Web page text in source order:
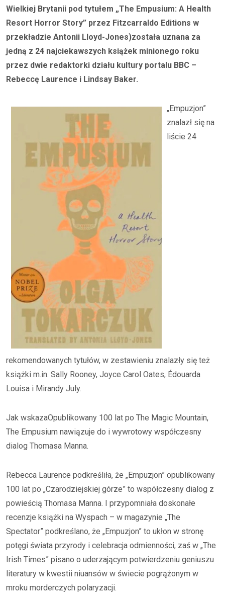
Wielkiej Brytanii pod tytułem „The Empusium: A Health
Resort Horror Story” przez Fitzcarraldo Editions w
przekładzie Antonii Lloyd-Jones)została uznana za
jedną z 24 najciekawszych książek minionego roku
przez dwie redaktorki działu kultury portalu BBC –
Rebeccę Laurence i Lindsay Baker.
„Empuzjon”
znalazł się na
liście 24
rekomendowanych tytułów, w zestawieniu znalazły się też
książki m.in. Sally Rooney, Joyce Carol Oates, Édouarda
Louisa i Mirandy July.
Jak wskazaOpublikowany 100 lat po The Magic Mountain,
The Empusium nawiązuje do i wywrotowy współczesny
dialog Thomasa Manna.
Rebecca Laurence podkreśliła, że „Empuzjon” opublikowany
100 lat po „Czarodziejskiej górze” to współczesny dialog z
powieścią Thomasa Manna. I przypomniała doskonałe
recenzje książki na Wyspach – w magazynie „The
Spectator” podkreślano, że „Empuzjon” to ukłon w stronę
potęgi świata przyrody i celebracja odmienności, zaś w „The
Irish Times” pisano o uderzającym potwierdzeniu geniuszu
literatury w kwestii niuansów w świecie pogrążonym w
mroku morderczych polaryzacji.